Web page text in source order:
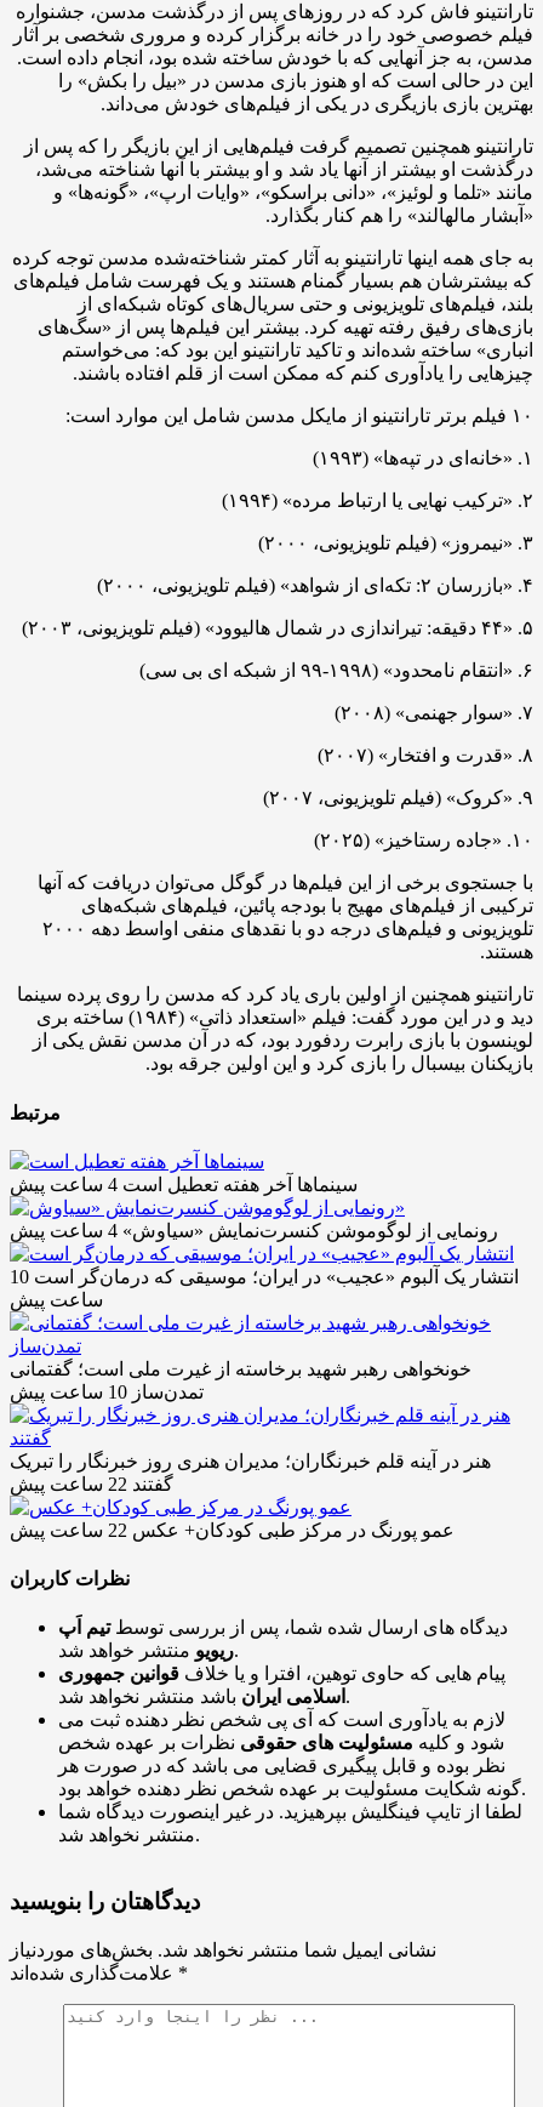
تارانتینو فاش کرد که در روزهای پس از درگذشت مدسن، جشنواره
فیلم خصوصی خود را در خانه برگزار کرده و مروری شخصی بر آثار
مدسن، به جز آنهایی که با خودش ساخته شده بود، انجام داده است.
این در حالی است که او هنوز بازی مدسن در «بیل را بکش» را
بهترین بازی بازیگری در یکی از فیلم‌های خودش می‌داند.
تارانتینو همچنین تصمیم گرفت فیلم‌هایی از این بازیگر را که پس از
درگذشت او بیشتر از آنها یاد شد و او بیشتر با آنها شناخته می‌شد،
مانند «تلما و لوئیز»، «دانی براسکو»، «وایات ارپ»، «گونه‌ها» و
«آبشار مالهالند» را هم کنار بگذارد.
به جای همه اینها تارانتینو به آثار کمتر شناخته‌شده مدسن توجه کرده
که بیشترشان هم بسیار گمنام هستند و یک فهرست شامل فیلم‌های
بلند، فیلم‌های تلویزیونی و حتی سریال‌های کوتاه شبکه‌ای از
بازی‌های رفیق رفته تهیه کرد. بیشتر این فیلم‌ها پس از «سگ‌های
انباری» ساخته شده‌اند و تاکید تارانتینو این بود که: می‌خواستم
چیزهایی را یادآوری کنم که ممکن است از قلم افتاده باشند.
۱۰ فیلم برتر تارانتینو از مایکل مدسن شامل این موارد است:
۱. «خانه‌ای در تپه‌ها» (۱۹۹۳)
۲. «ترکیب نهایی یا ارتباط مرده» (۱۹۹۴)
۳. «نیمروز» (فیلم تلویزیونی، ۲۰۰۰)
۴. «بازرسان ۲: تکه‌ای از شواهد» (فیلم تلویزیونی، ۲۰۰۰)
۵. «۴۴ دقیقه: تیراندازی در شمال هالیوود» (فیلم تلویزیونی، ۲۰۰۳)
۶. «انتقام نامحدود» (۱۹۹۸-۹۹ از شبکه ای بی سی)
۷. «سوار جهنمی» (۲۰۰۸)
۸. «قدرت و افتخار» (۲۰۰۷)
۹. «کروک» (فیلم تلویزیونی، ۲۰۰۷)
۱۰. «جاده رستاخیز» (۲۰۲۵)
با جستجوی برخی از این فیلم‌ها در گوگل می‌توان دریافت که آنها
ترکیبی از فیلم‌های مهیج با بودجه پائین، فیلم‌های شبکه‌های
تلویزیونی و فیلم‌های درجه دو با نقدهای منفی اواسط دهه ۲۰۰۰
هستند.
تارانتینو همچنین از اولین باری یاد کرد که مدسن را روی پرده سینما
دید و در این مورد گفت: فیلم «استعداد ذاتی» (۱۹۸۴) ساخته بری
لوینسون با بازی رابرت ردفورد بود، که در آن مدسن نقش یکی از
بازیکنان بیسبال را بازی کرد و این اولین جرقه بود.
مرتبط
سینماها آخر هفته تعطیل است 4 ساعت پیش
رونمایی از لوگوموشن کنسرت‌نمایش «سیاوش» 4 ساعت پیش
انتشار یک آلبوم «عجیب» در ایران؛ موسیقی که درمان‌گر است 10
ساعت پیش
خونخواهی رهبر شهید برخاسته از غیرت ملی است؛ گفتمانی
تمدن‌ساز 10 ساعت پیش
هنر در آینه قلم خبرنگاران؛ مدیران هنری روز خبرنگار را تبریک
گفتند 22 ساعت پیش
عمو پورنگ در مرکز طبی کودکان+ عکس 22 ساعت پیش
نظرات کاربران
دیدگاه های ارسال شده شما، پس از بررسی توسطتیم اَپ
ریویومنتشر خواهد شد.
پیام هایی که حاوی توهین، افترا و یا خلاف قوانین جمهوری
اسلامی ایران باشد منتشر نخواهد شد.
لازم به یادآوری است که آی پی شخص نظر دهنده ثبت می
شود و کلیه مسئولیت های حقوقی نظرات بر عهده شخص
نظر بوده و قابل پیگیری قضایی می باشد که در صورت هر
گونه شکایت مسئولیت بر عهده شخص نظر دهنده خواهد بود.
لطفا از تایپ فینگلیش بپرهیزید. در غیر اینصورت دیدگاه شما
منتشر نخواهد شد.
دیدگاهتان را بنویسید
نشانی ایمیل شما منتشر نخواهد شد. بخش‌های موردنیاز
*